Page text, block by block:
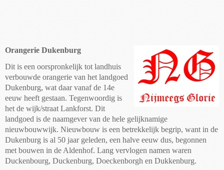
Orangerie Dukenburg
Dit is een oorspronkelijk tot landhuis
verbouwde orangerie van het landgoed
Dukenburg, wat daar vanaf de 14e
eeuw heeft gestaan. Tegenwoordig is
het de wijk/straat Lankforst. Dit
landgoed is de naamgever van de hele gelijknamige
nieuwbouwwijk. Nieuwbouw is een betrekkelijk begrip, want in de
Dukenburg is al 50 jaar geleden, een halve eeuw dus, begonnen
met bouwen in de Aldenhof. Lang vervlogen namen waren
Duckenbourg, Duckenburg, Doeckenborgh en Dukkenburg.